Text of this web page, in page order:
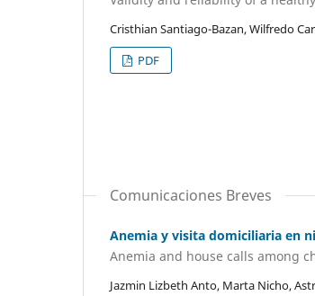
Cristhian Santiago-Bazan, Wilfredo
PDF
Comunicaciones Breves
Anemia y visita domiciliaria en
Anemia and house calls among
Jazmin Lizbeth Anto, Marta Nicho,